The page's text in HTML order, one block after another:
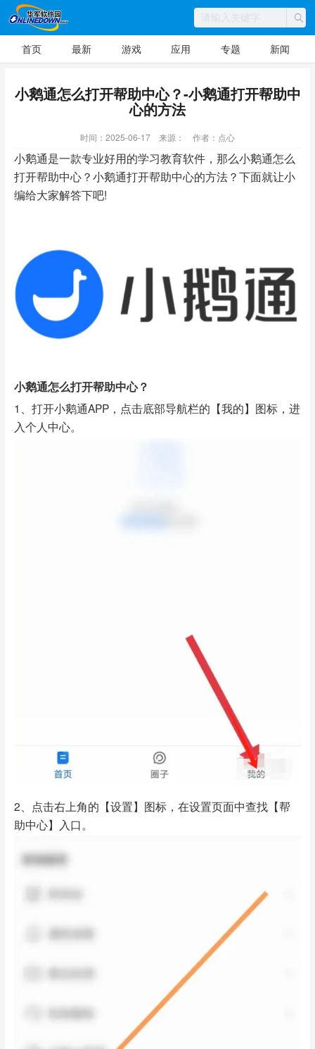
首页 最新 游戏 应用 专题 新闻
小鹅通怎么打开帮助中心？-小鹅通打开帮助中
心的方法
时间：2025-06-17 来源： 作者：点心
小鹅通是一款专业好用的学习教育软件，那么小鹅通怎么
打开帮助中心？小鹅通打开帮助中心的方法？下面就让小
编给大家解答下吧!
小鹅通怎么打开帮助中心？
1、打开小鹅通APP，点击底部导航栏的【我的】图标，进
入个人中心。
2、点击右上角的【设置】图标，在设置页面中查找【帮
助中心】入口。